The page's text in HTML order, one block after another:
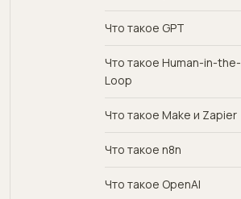
Что такое GPT
Что такое Human-in-the-
Loop
Что такое Make и Zapier
Что такое n8n
Что такое OpenAI